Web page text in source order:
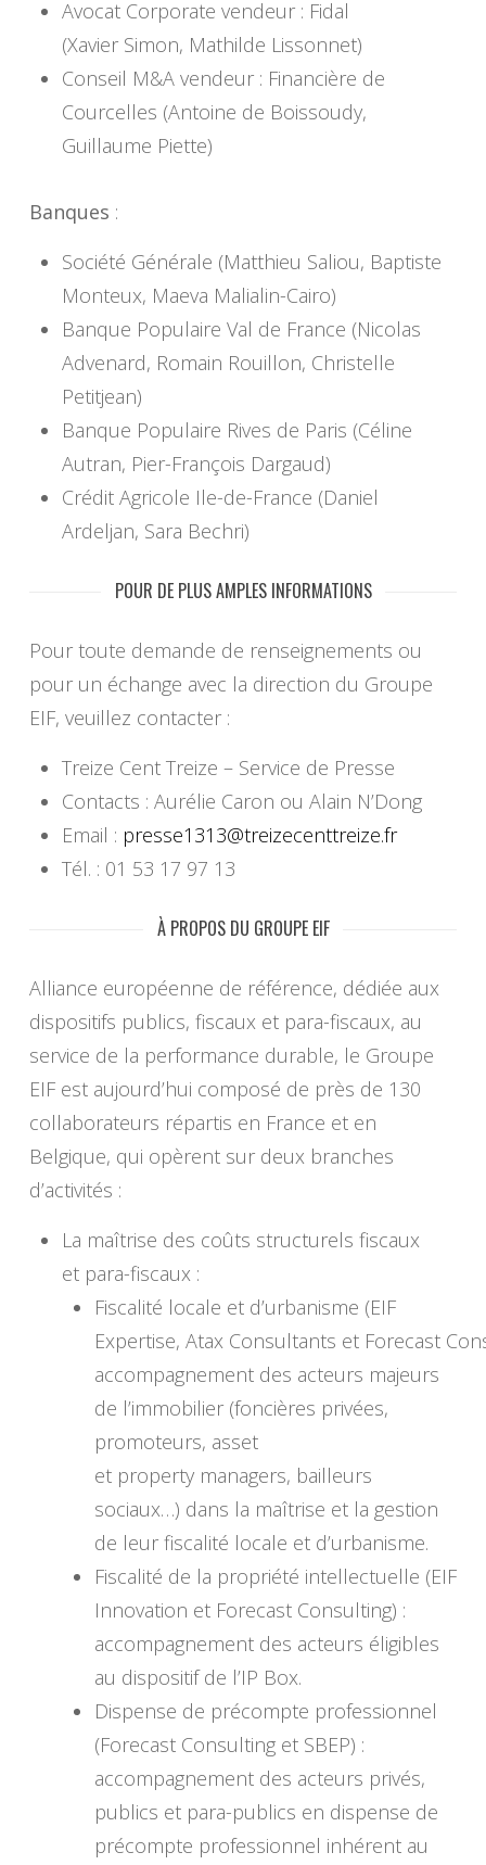
Avocat Corporate vendeur : Fidal
(Xavier Simon, Mathilde Lissonnet)
Conseil M&A vendeur : Financière de
Courcelles (Antoine de Boissoudy,
Guillaume Piette)
Banques :
Société Générale (Matthieu Saliou, Baptiste
Monteux, Maeva Malialin-Cairo)
Banque Populaire Val de France (Nicolas
Advenard, Romain Rouillon, Christelle
Petitjean)
Banque Populaire Rives de Paris (Céline
Autran, Pier-François Dargaud)
Crédit Agricole Ile-de-France (Daniel
Ardeljan, Sara Bechri)
POUR DE PLUS AMPLES INFORMATIONS
Pour toute demande de renseignements ou
pour un échange avec la direction du Groupe
EIF, veuillez contacter :
Treize Cent Treize – Service de Presse
Contacts : Aurélie Caron ou Alain N’Dong
Email : presse1313@treizecenttreize.fr
Tél. : 01 53 17 97 13
À PROPOS DU GROUPE EIF
Alliance européenne de référence, dédiée aux
dispositifs publics, fiscaux et para-fiscaux, au
service de la performance durable, le Groupe
EIF est aujourd’hui composé de près de 130
collaborateurs répartis en France et en
Belgique, qui opèrent sur deux branches
d’activités :
La maîtrise des coûts structurels fiscaux
et para-fiscaux :
Fiscalité locale et d’urbanisme (EIF
Expertise, Atax Consultants et Forecast
accompagnement des acteurs majeurs
de l’immobilier (foncières privées,
promoteurs, asset
et property managers, bailleurs
sociaux…) dans la maîtrise et la gestion
de leur fiscalité locale et d’urbanisme.
Fiscalité de la propriété intellectuelle (EIF
Innovation et Forecast Consulting) :
accompagnement des acteurs éligibles
au dispositif de l’IP Box.
Dispense de précompte professionnel
(Forecast Consulting et SBEP) :
accompagnement des acteurs privés,
publics et para-publics en dispense de
précompte professionnel inhérent au